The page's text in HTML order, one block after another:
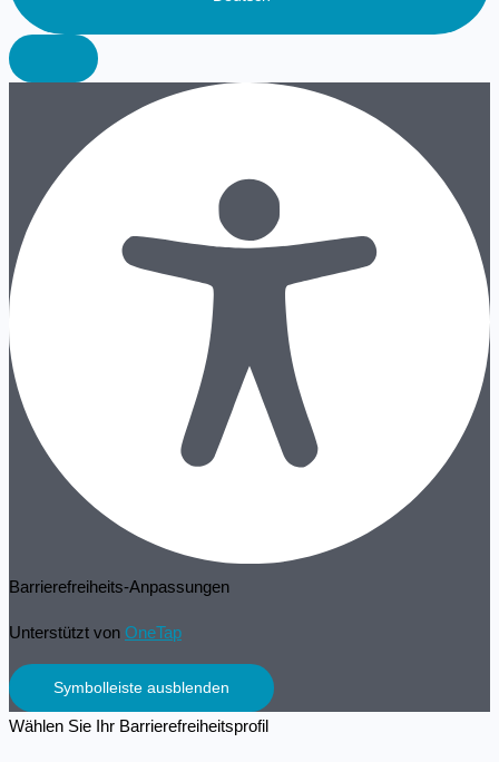
Barrierefreiheits-Anpassungen
Unterstützt von OneTap
Symbolleiste ausblenden
Wählen Sie Ihr Barrierefreiheitsprofil